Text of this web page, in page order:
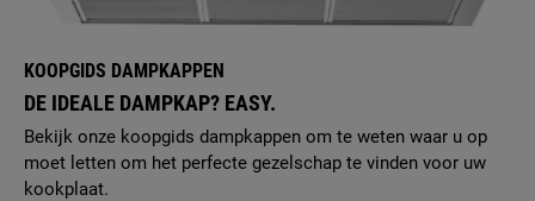
KOOPGIDS DAMPKAPPEN
DE IDEALE DAMPKAP? EASY.
Bekijk onze koopgids dampkappen om te weten waar u op
moet letten om het perfecte gezelschap te vinden voor uw
kookplaat.